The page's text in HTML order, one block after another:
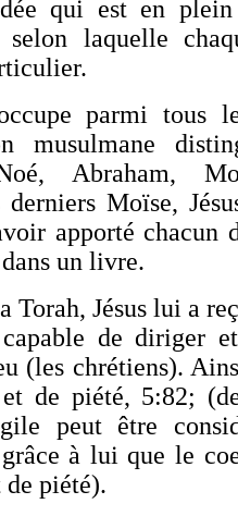
qui est en
selon laquelle
parmi tous
musulmane
Abraham,
Moïse,
apporté chacun
un livre.
Torah, Jésus lui a
de diriger
(les chrétiens).
de piété, 5:82;
peut être
à lui que le
de piété).